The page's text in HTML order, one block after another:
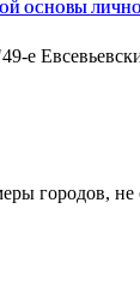
ОСНОВЫ
е
городов,